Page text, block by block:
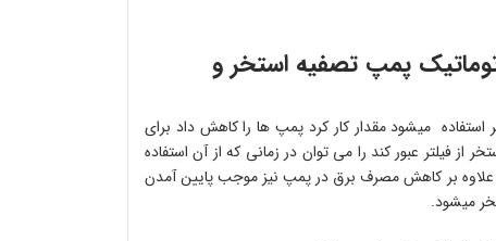
پمپ تصفیه استخر و
استفاده میشود مقدار کار کرد پمپ ها را کاهش داد برای
بار باید کل آب استخر از فیلتر عبور کند را می توان در زمانی که از آن استفاده
علاوه بر کاهش مصرف برق در پمپ نیز موجب پایین آمدن
میشود.